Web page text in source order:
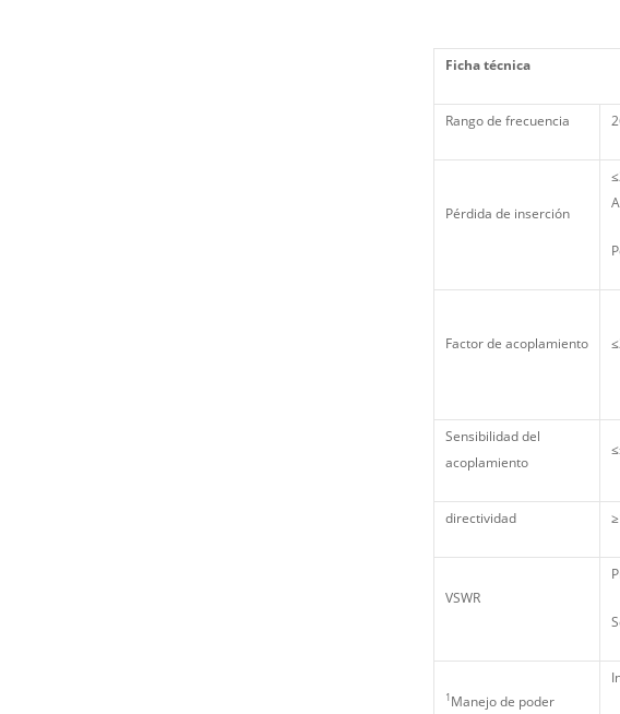
Ficha técnica
Rango de frecuencia
Pérdida de inserción
Factor de acoplamiento
Sensibilidad del
acoplamiento
directividad
VSWR
1 Manejo de poder